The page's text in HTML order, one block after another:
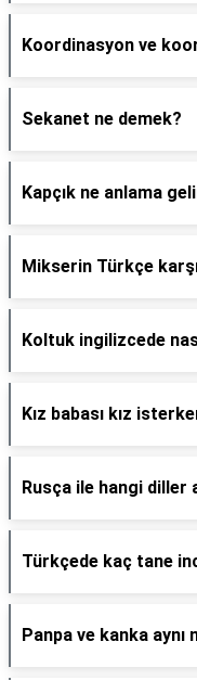
Koordinasyon ve
Sekanet ne demek?
Kapçık ne anlama
Mikserin Türkçe
Koltuk ingilizcede
Kız babası kız
Rusça ile hangi diller
Türkçede kaç tane
Panpa ve kanka aynı